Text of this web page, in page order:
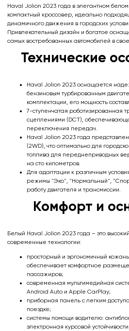
Haval Jolion 2023 года в элегантном
компактный кроссовер, идеально
динамичного движения в городских
Привлекательный дизайн и богатое
самых востребованных автомобилей в
Технические
Haval Jolion 2023 оснащается
бензиновым турбированным
комплектации, его мощность
7-ступенчатая роботизированная
сцеплениями (DCT),
переключения передач.
Haval Jolion 2023 года
(2WD), что оптимально для
топлива для переднеприводных
на сто километров.
Для адаптации к различным
режимы "Эко", "Нормальный",
работу двигателя и трансмиссии.
Комфорт и
Белый Haval Jolion 2023 года – это
современные технологии:
просторный и эргономичный
обеспечивает комфортное
пассажиров;
современная мультимедийная
Android Auto и Apple CarPlay;
приборная панель с легким
поездке;
системы помощи водителю:
электронная курсовой